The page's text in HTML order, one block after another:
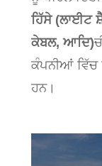
ਹਿੱਸੇ (ਲਾਈਟ
ਕੇਬਲ, ਆਦਿ)
ਕੰਪਨੀਆਂ ਵਿੱਚ
ਹਨ।